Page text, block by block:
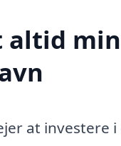
altid
at investere